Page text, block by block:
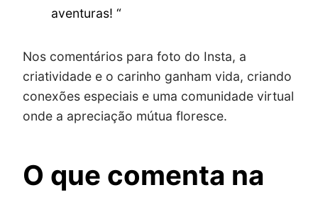
aventuras! “
Nos comentários para foto do Insta, a
criatividade e o carinho ganham vida, criando
conexões especiais e uma comunidade virtual
onde a apreciação mútua floresce.
O que comenta na